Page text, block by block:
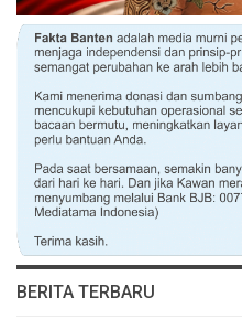
BERITA TERBARU